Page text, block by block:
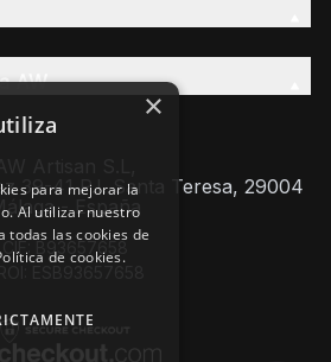
AW
39-41 P.I. Santa Teresa, 29004
- España
CIF: B93657658
×
para mejorar la
Al utilizar nuestro
todas las cookies de
de cookies.